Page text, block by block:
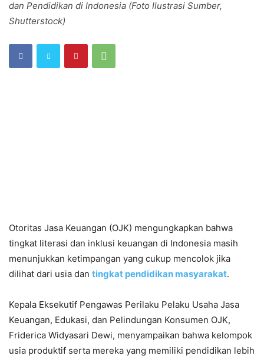
dan Pendidikan di Indonesia (Foto Ilustrasi Sumber,
Shutterstock)
Otoritas Jasa Keuangan (OJK) mengungkapkan bahwa
tingkat literasi dan inklusi keuangan di Indonesia masih
menunjukkan ketimpangan yang cukup mencolok jika
dilihat dari usia dan tingkat pendidikan masyarakat.
Kepala Eksekutif Pengawas Perilaku Pelaku Usaha Jasa
Keuangan, Edukasi, dan Pelindungan Konsumen OJK,
Friderica Widyasari Dewi, menyampaikan bahwa kelompok
usia produktif serta mereka yang memiliki pendidikan lebih